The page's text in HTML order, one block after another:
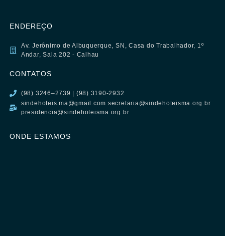
ENDEREÇO
Av. Jerônimo de Albuquerque, SN, Casa do Trabalhador, 1º
Andar, Sala 202 - Calhau
CONTATOS
(98) 3246–2739 | (98) 3190-2932
sindehoteis.ma@gmail.com secretaria@sindehoteisma.org.br
presidencia@sindehoteisma.org.br
ONDE ESTAMOS